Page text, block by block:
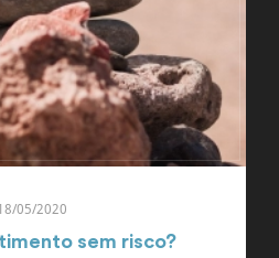
05/2020
sem risco?